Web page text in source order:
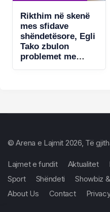
Rikthim në skenë
mes sfidave
shëndetësore, Egli
Tako zbulon
problemet me
© Arena e Lajmit 2026, Të
Lajmet e fundit Aktualitet
Sport
Shëndeti Showbiz
About Us
Contact